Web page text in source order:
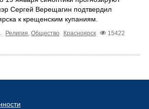
Сергей Верещагин подтвердил
к крещенским купаниям.
. Религия, Общество Красноярск
15422